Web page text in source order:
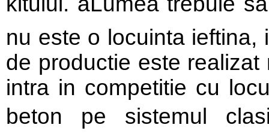
nu este o locuinta ieftina,
de productie este
intra in competitie cu
beton pe sistemul